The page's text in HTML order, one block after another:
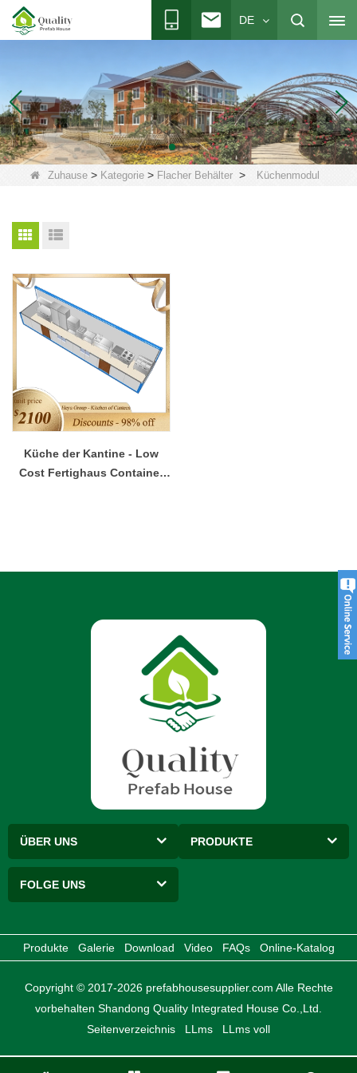
DE
Zuhause> Kategorie> Flacher Behälter> Küchenmodul
Küche der Kantine - Low
Cost Fertighaus Container
ÜBER UNS PRODUKTE
FOLGE UNS
Produkte Galerie Download Video FAQs Online-Katalog
Copyright © 2017-2026 prefabhousesupplier.com Alle Rechte
vorbehalten Shandong Quality Integrated House Co.,Ltd.
Seitenverzeichnis
LLms LLms voll